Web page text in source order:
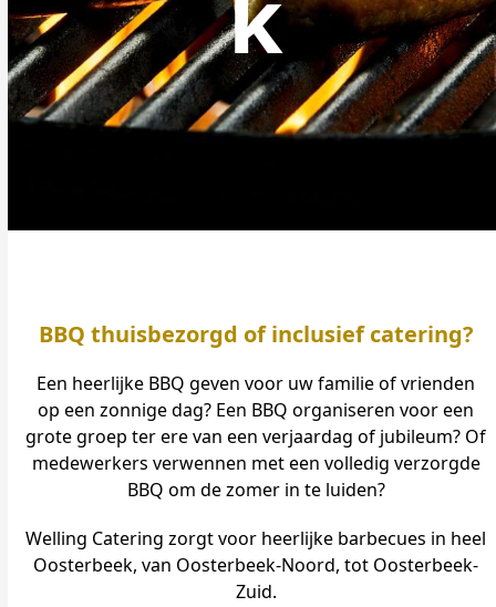
BBQ thuisbezorgd of inclusief catering?
Een heerlijke BBQ geven voor uw familie of vrienden
op een zonnige dag? Een BBQ organiseren voor een
grote groep ter ere van een verjaardag of jubileum? Of
medewerkers verwennen met een volledig verzorgde
BBQ om de zomer in te luiden?
Welling Catering zorgt voor heerlijke barbecues in heel
Oosterbeek, van Oosterbeek-Noord, tot Oosterbeek-
Zuid.